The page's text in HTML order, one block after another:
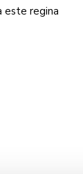
este regina